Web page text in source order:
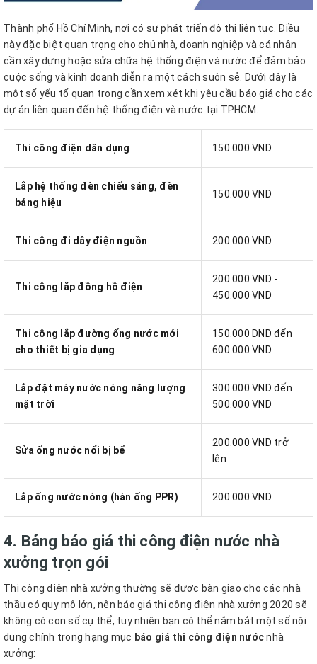
Thành phố Hồ Chí Minh, nơi có sự phát triển đô thị liên tục. Điều
này đặc biệt quan trọng cho chủ nhà, doanh nghiệp và cá nhân
cần xây dựng hoặc sửa chữa hệ thống điện và nước để đảm bảo
cuộc sống và kinh doanh diễn ra một cách suôn sẻ. Dưới đây là
một số yếu tố quan trọng cần xem xét khi yêu cầu báo giá cho các
dự án liên quan đến hệ thống điện và nước tại TPHCM.
Thi công điện dân dụng 150.000 VND
Lắp hệ thống đèn chiếu sáng, đèn
bảng hiệu
150.000 VND
Thi công đi dây điện nguồn 200.000 VND
Thi công lắp đồng hồ điện
200.000 VND -
450.000 VND
Thi công lắp đường ống nước mới
cho thiết bị gia dụng
150.000 DND đến
600.000 VND
Lắp đặt máy nước nóng năng lượng
mặt trời
300.000 VND đến
500.000 VND
Sửa ống nước nổi bị bể
200.000 VND trở
lên
Lắp ống nước nóng (hàn ống PPR) 200.000 VND
4. Bảng báo giá thi công điện nước nhà
xưởng trọn gói
Thi công điện nhà xưởng thường sẽ được bàn giao cho các nhà
thầu có quy mô lớn, nên báo giá thi công điện nhà xưởng 2020 sẽ
không có con số cụ thể, tuy nhiên bạn có thể nắm bắt một số nội
dung chính trong hạng mục báo giá thi công điện nướcnhà
xưởng: